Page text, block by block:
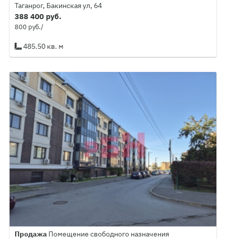
Таганрог, Бакинская ул, 64
388 400 руб.
800 руб./
485.50 кв. м
Продажа Помещение свободного назначения